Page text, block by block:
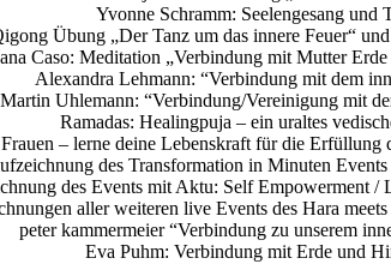
Yvonne Schramm: Seelengesang und
Übung „Der Tanz um das innere Feuer“
Caso: Meditation „Verbindung mit Mutter
Alexandra Lehmann: “Verbindung mit dem
Martin Uhlemann: “Verbindung/Vereinigung mit
Ramadas: Healingpuja – ein uraltes
– lerne deine Lebenskraft für die
des Transformation in Minuten
des Events mit Aktu: Self Empowerment /
aller weiteren live Events des Hara
peter kammermeier “Verbindung zu unserem
Eva Puhm: Verbindung mit Erde und